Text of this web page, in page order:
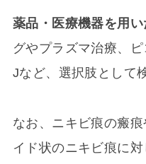
薬品・医療機器を用い
グやプラズマ治療、
Jなど、選択肢として
なお、ニキビ痕の瘢
イド状のニキビ痕に